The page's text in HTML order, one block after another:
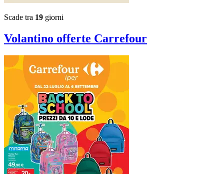
Scade tra 19 giorni
Volantino offerte Carrefour